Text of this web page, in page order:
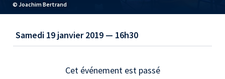
© Joachim Bertrand
Samedi 19 janvier 2019 — 16h30
Cet événement est passé